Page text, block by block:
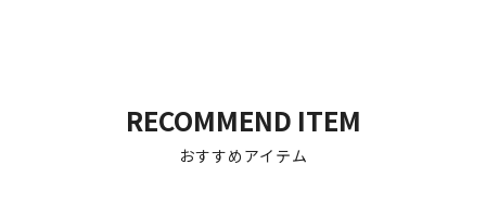
RECOMMEND ITEM
おすすめアイテム